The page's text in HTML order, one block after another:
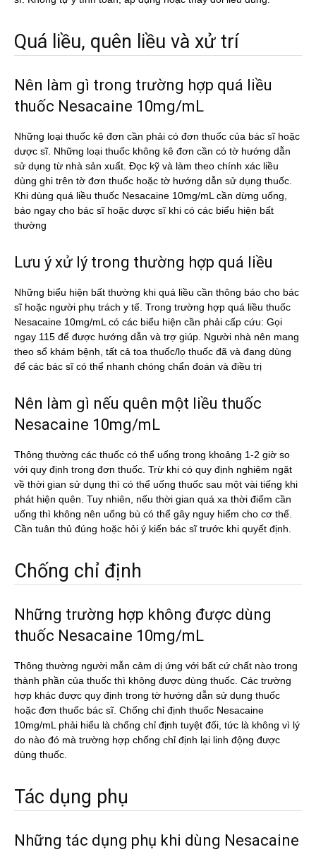
Quá liều, quên liều và xử trí
Nên làm gì trong trường hợp quá liều
thuốc Nesacaine 10mg/mL
Những loại thuốc kê đơn cần phải có đơn thuốc của bác sĩ hoặc
dược sĩ. Những loại thuốc không kê đơn cần có tờ hướng dẫn
sử dụng từ nhà sản xuất. Đọc kỹ và làm theo chính xác liều
dùng ghi trên tờ đơn thuốc hoặc tờ hướng dẫn sử dụng thuốc.
Khi dùng quá liều thuốc Nesacaine 10mg/mL cần dừng uống,
báo ngay cho bác sĩ hoặc dược sĩ khi có các biểu hiện bất
thường
Lưu ý xử lý trong thường hợp quá liều
Những biểu hiện bất thường khi quá liều cần thông báo cho bác
sĩ hoặc người phụ trách y tế. Trong trường hợp quá liều thuốc
Nesacaine 10mg/mL có các biểu hiện cần phải cấp cứu: Gọi
ngay 115 để được hướng dẫn và trợ giúp. Người nhà nên mang
theo sổ khám bệnh, tất cả toa thuốc/lọ thuốc đã và đang dùng
để các bác sĩ có thể nhanh chóng chẩn đoán và điều trị
Nên làm gì nếu quên một liều thuốc
Nesacaine 10mg/mL
Thông thường các thuốc có thể uống trong khoảng 1-2 giờ so
với quy định trong đơn thuốc. Trừ khi có quy định nghiêm ngặt
về thời gian sử dụng thì có thể uống thuốc sau một vài tiếng khi
phát hiện quên. Tuy nhiên, nếu thời gian quá xa thời điểm cần
uống thì không nên uống bù có thể gây nguy hiểm cho cơ thể.
Cần tuân thủ đúng hoặc hỏi ý kiến bác sĩ trước khi quyết định.
Chống chỉ định
Những trường hợp không được dùng
thuốc Nesacaine 10mg/mL
Thông thường người mẫn cảm dị ứng với bất cứ chất nào trong
thành phần của thuốc thì không được dùng thuốc. Các trường
hợp khác được quy định trong tờ hướng dẫn sử dụng thuốc
hoặc đơn thuốc bác sĩ. Chống chỉ định thuốc Nesacaine
10mg/mL phải hiểu là chống chỉ định tuyệt đối, tức là không vì lý
do nào đó mà trường hợp chống chỉ định lại linh động được
dùng thuốc.
Tác dụng phụ
Những tác dụng phụ khi dùng Nesacaine